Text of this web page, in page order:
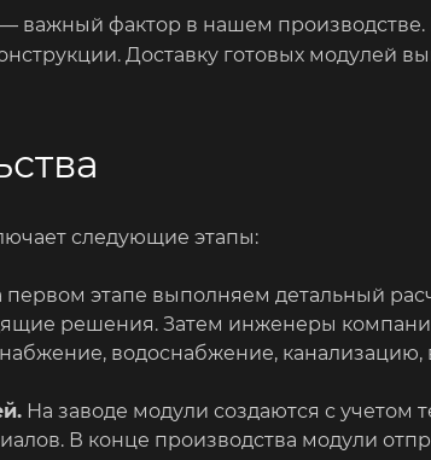
важный фактор в нашем
Доставку готовых
следующие этапы:
первом этапе выполняем детальный
решения. Затем инженеры
водоснабжение,
На заводе модули создаются с учетом
В конце производства модули